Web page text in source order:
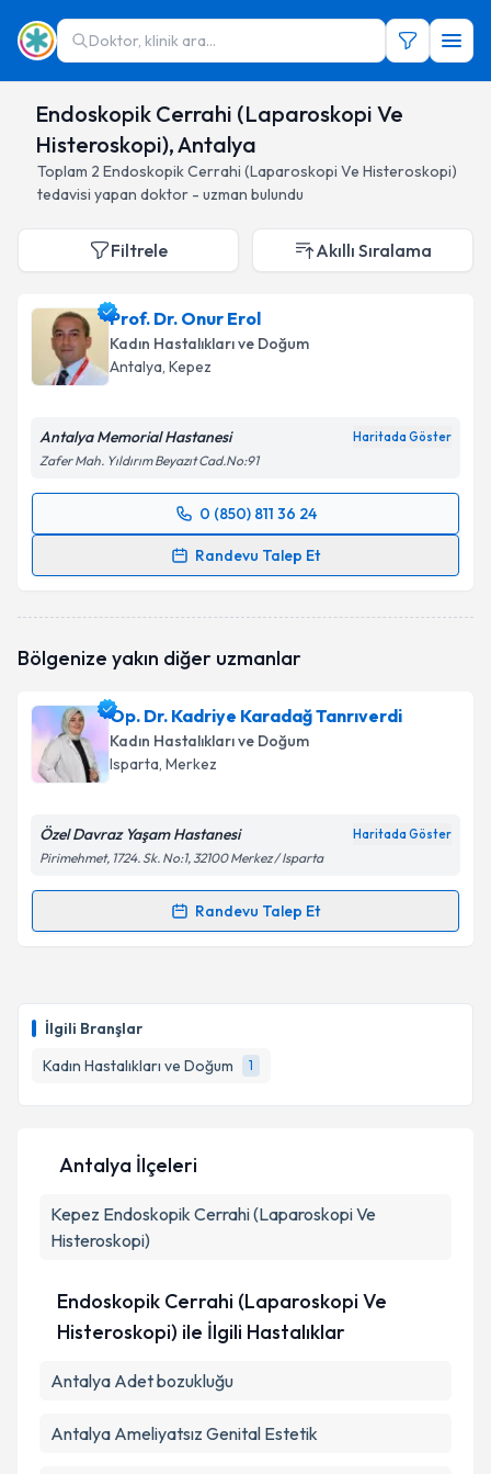
Doktor, klinik ara...
Endoskopik Cerrahi (Laparoskopi Ve
Histeroskopi), Antalya
Toplam 2 Endoskopik Cerrahi (Laparoskopi Ve Histeroskopi)
tedavisi yapan doktor - uzman bulundu
İlgili Branşlar
Kadın Hastalıkları ve Doğum
1
Filtrele Akıllı Sıralama
Prof. Dr. Onur Erol
Kadın Hastalıkları ve Doğum
Antalya, Kepez
Antalya Memorial Hastanesi Haritada Göster
Zafer Mah. Yıldırım Beyazıt Cad.No:91
0 (850) 811 36 24
Randevu Talep Et
Randevu Takvimi Talebi
oluşturun. Size bu uzmandan randevu almanız için bir
kapsamda işlenmesini kabul ediyorum.
Takvim Talebini Gönder
Bölgenize yakın diğer uzmanlar
Op. Dr. Kadriye Karadağ Tanrıverdi
Kadın Hastalıkları ve Doğum
Isparta, Merkez
Özel Davraz Yaşam Hastanesi Haritada Göster
Pirimehmet, 1724. Sk. No:1, 32100 Merkez / Isparta
Randevu Talep Et
Randevu Takvimi Talebi
almanız için bir takvim hazırlandığında e-posta ile
bilgilendireceğiz.
E-posta Adresiniz
Kişisel verilerimin işlenmesine ilişkinAydınlatma
Metni'ni okudum ve kişisel verilerimin belirtilen
kapsamda işlenmesini kabul ediyorum.
Takvim Talebini Gönder
Antalya İlçeleri
Kepez Endoskopik Cerrahi (Laparoskopi Ve
Histeroskopi)
Endoskopik Cerrahi (Laparoskopi Ve
Histeroskopi) ile İlgili Hastalıklar
Antalya Adet bozukluğu
Antalya Ameliyatsız Genital Estetik